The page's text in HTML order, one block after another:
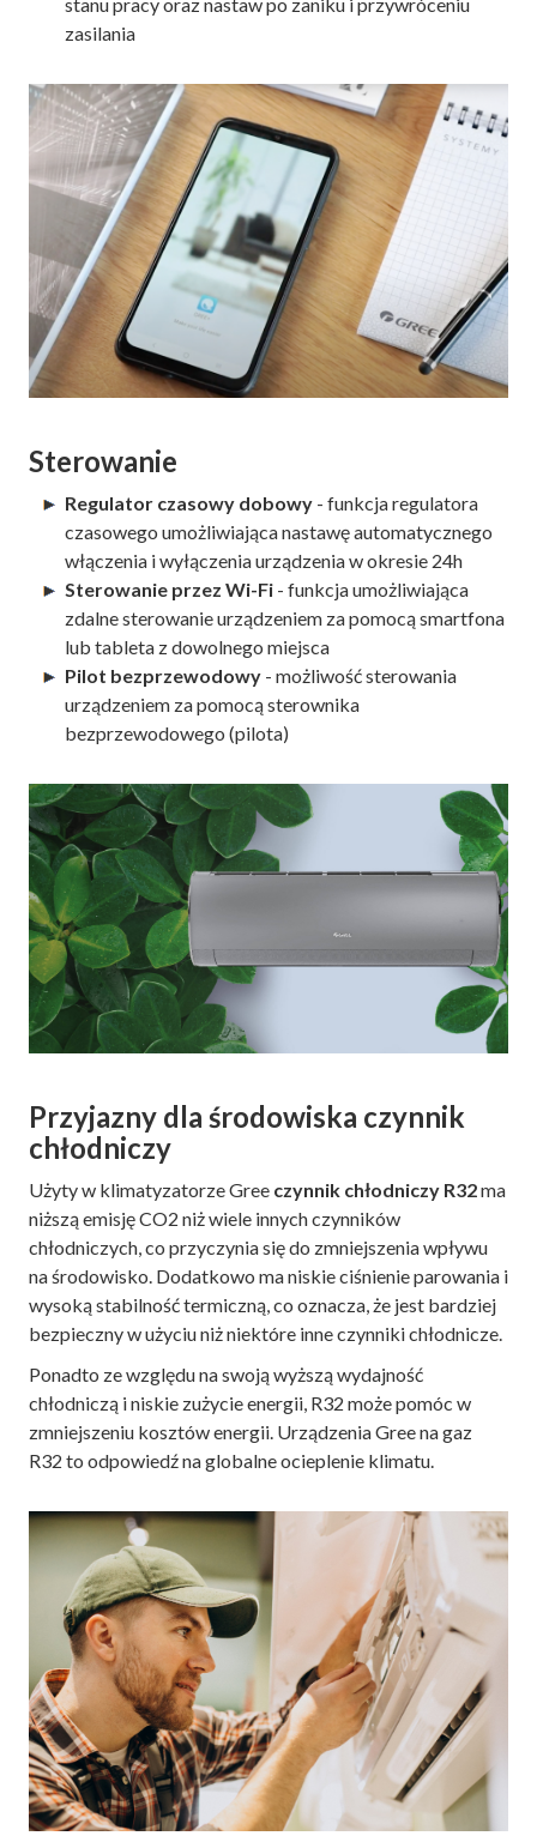
zasilania
Sterowanie
Regulator czasowy dobowy - funkcja regulatora
czasowego umożliwiająca nastawę automatycznego
włączenia i wyłączenia urządzenia w okresie 24h
Sterowanie przez Wi-Fi - funkcja umożliwiająca
zdalne sterowanie urządzeniem za pomocą smartfona
lub tableta z dowolnego miejsca
Pilot bezprzewodowy - możliwość sterowania
urządzeniem za pomocą sterownika
bezprzewodowego (pilota)
Przyjazny dla środowiska czynnik
chłodniczy
Użyty w klimatyzatorze Gree czynnik chłodniczy R32ma
niższą emisję CO2 niż wiele innych czynników
chłodniczych, co przyczynia się do zmniejszenia wpływu
na środowisko. Dodatkowo ma niskie ciśnienie parowania i
wysoką stabilność termiczną, co oznacza, że ​​jest bardziej
bezpieczny w użyciu niż niektóre inne czynniki chłodnicze.
Ponadto ze względu na swoją wyższą wydajność
chłodniczą i niskie zużycie energii, R32 może pomóc w
zmniejszeniu kosztów energii. Urządzenia Gree na gaz
R32 to odpowiedź na globalne ocieplenie klimatu.